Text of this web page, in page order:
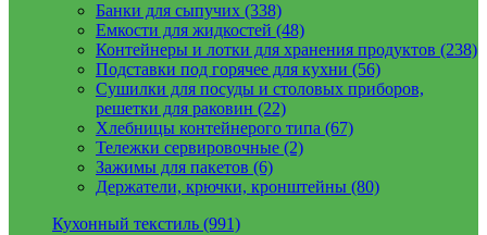
Банки для сыпучих (338)
Емкости для жидкостей (48)
Контейнеры и лотки для хранения продуктов (238)
Подставки под горячее для кухни (56)
Сушилки для посуды и столовых приборов,
решетки для раковин (22)
Хлебницы контейнерого типа (67)
Тележки сервировочные (2)
Зажимы для пакетов (6)
Держатели, крючки, кронштейны (80)
Кухонный текстиль (991)